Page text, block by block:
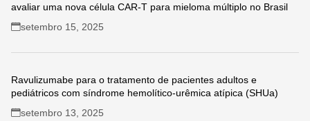
avaliar uma nova célula CAR-T para mieloma múltiplo no Brasil
setembro 15, 2025
Ravulizumabe para o tratamento de pacientes adultos e
pediátricos com síndrome hemolítico-urêmica atípica (SHUa)
setembro 13, 2025